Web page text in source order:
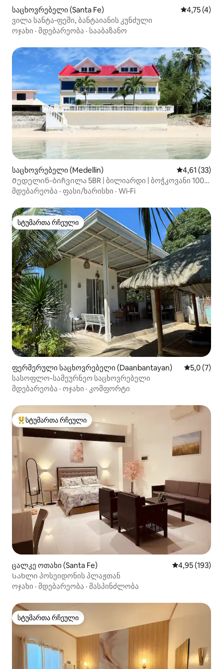
საცხოვრებელი (Santa Fe) საშუალო
4,75 (4)
ვილა სანტა‑ფეში, ბანტაიანის კუნძული
ოჯახი · მდებარეობა · სააბაზანო
საცხოვრებელი (Medellin) საშუალო
4,61 (33)
Მედელინ-ბიჩვილა 5BR | ბილიარდი | ბოჭკოვანი 100
მბიტი/წმ
მდებარეობა · ფასი/ხარისხი · Wi‑Fi
სტუმართა რჩეული
სტუმართა რჩეული
ფერმერული საცხოვრებელი (Daanbantayan) საშუალო
5,0 (7)
სასოფლო-სამეურნეო საცხოვრებელი
მდებარეობა · ოჯახი · კომფორტი
სტუმართა რჩეული მოწინავე ვარიანტი
სტუმართა რჩეული
ცალკე ოთახი (Santa Fe) საშუალო
4,95 (193)
Სახლი პოსეიდონის პლაჟთან
ოჯახი · მდებარეობა · მასპინძლობა
სტუმართა რჩეული
სტუმართა რჩეული